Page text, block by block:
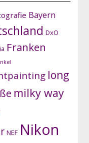
Bayern
DxO
Franken
long
milky way
NEF Nikon